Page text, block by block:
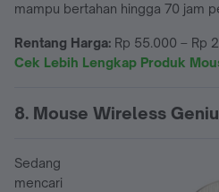
mampu bertahan hingga 70 jam
Rentang Harga: Rp 55.000 – Rp
Cek Lebih Lengkap Produk
8. Mouse Wireless
Sedang
mencari